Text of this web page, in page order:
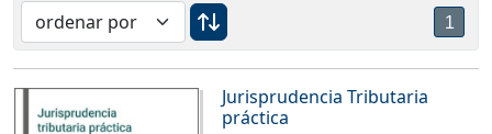
1
Jurisprudencia Tributaria
práctica